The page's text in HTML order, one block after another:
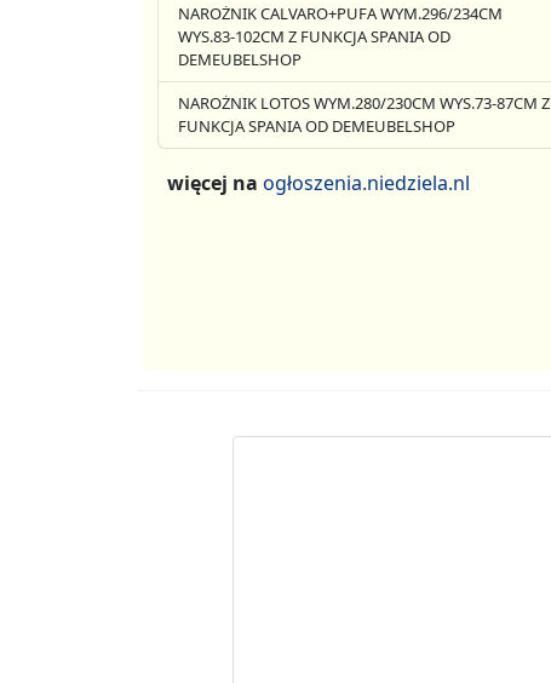
NAROŻNIK CALVARO+PUFA WYM.296/234CM
WYS.83-102CM Z FUNKCJA SPANIA OD
DEMEUBELSHOP
NAROŻNIK LOTOS WYM.280/230CM WYS.73-87CM Z
FUNKCJA SPANIA OD DEMEUBELSHOP
więcej na ogłoszenia.niedziela.nl